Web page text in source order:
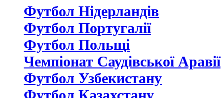
Футбол Нідерландiв
Футбол Португалії
Футбол Польщі
Чемпіонат Саудівської Аравії
Футбол Узбекистану
Футбол Казахстану